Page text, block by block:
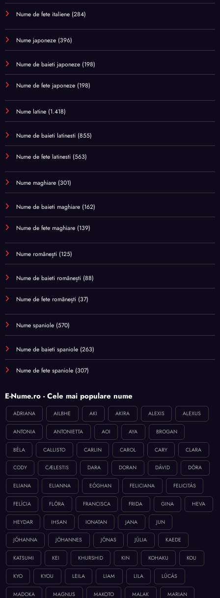
Nume de fete italiene (284)
Nume japoneze (396)
Nume de baieti japoneze (198)
Nume de fete japoneze (198)
Nume latine (1.418)
Nume de baieti latinesti (855)
Nume de fete latinesti (563)
Nume maghiare (301)
Nume de baieti maghiare (162)
Nume de fete maghiare (139)
Nume românești (125)
Nume de baieti românești (88)
Nume de fete românești (37)
Nume spaniole (570)
Nume de baieti spaniole (263)
Nume de fete spaniole (307)
E-Nume.ro - Cele mai populare nume
ADRIANA AILBHE AKI AKIRA ALEXIS ALEXUS
ANTONIA ANTONIETTA AOI AYA BROGAN
BÉLA CALLISTO CARLIN CAROL CARY CLARA
CODY CÆLESTIS DARA DORAN DÁVID DÓRA
ELIANA ELIANNA EÓGHAN FELICIANA FELICITÁS
FELÍCIA FLÓRA FRANCISCA FRIDA GINA HEVA
HEYDAR IHSAN IONATAN JANA JUN
JÓHANNA JÓHANNES JÓNAS JÚLIA KAEDE
KATSUMI KEI KHURSHID KIN KOHAKU KOU
KYO KYOU LEILA LIAM LILA LÚCÁS
MADOKA MAGNUS MAKOTO MALAK MARIAN